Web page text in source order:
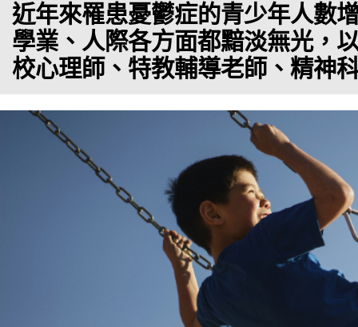
近年來罹患憂鬱症的青少年人數
學業、人際各方面都黯淡無光，
校心理師、特教輔導老師、精